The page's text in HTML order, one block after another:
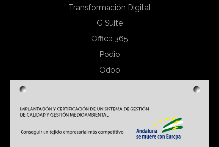
Transformación Digital
G Suite
Office 365
Podio
Odoo